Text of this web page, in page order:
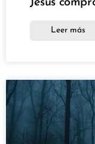
Jesús
Leer más